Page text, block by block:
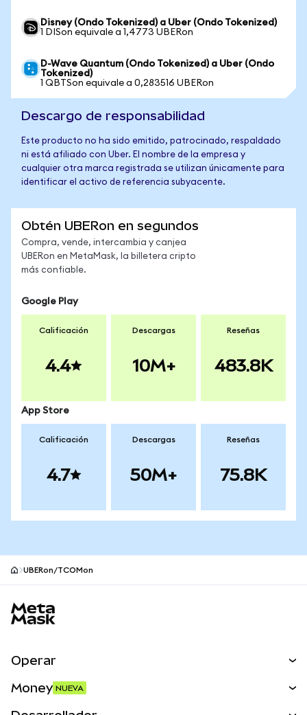
Disney (Ondo Tokenized) a Uber (Ondo Tokenized)
1 DISon equivale a 1,4773 UBERon
D-Wave Quantum (Ondo Tokenized) a Uber (Ondo
Tokenized)
1 QBTSon equivale a 0,283516 UBERon
Descargo de responsabilidad
Este producto no ha sido emitido, patrocinado, respaldado
ni está afiliado con Uber. El nombre de la empresa y
cualquier otra marca registrada se utilizan únicamente para
identificar el activo de referencia subyacente.
Obtén UBERon en segundos
Compra, vende, intercambia y canjea
UBERon en MetaMask, la billetera cripto
más confiable.
Google Play
Calificación
4.4
Descargas
10M+
Reseñas
483.8K
App Store
Calificación
4.7
Descargas
50M+
Reseñas
75.8K
UBERon/TCOMon
Operar
Money NUEVA